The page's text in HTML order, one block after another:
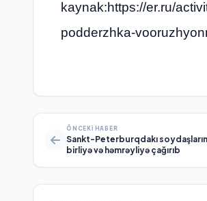
kaynak:https://er.ru/
podderzhka-
ÖNCEKI HABER
Sankt-Peterburqdakı
birliyə və həmrəyliyə çağırıb